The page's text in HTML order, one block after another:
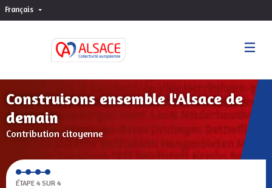
Français Choisir la langue
Construisons ensemble l'Alsace de
demain
Contribution citoyenne
ÉTAPE 4 SUR 4